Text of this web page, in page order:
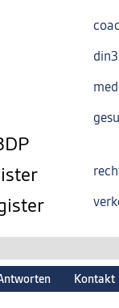
Kontakt